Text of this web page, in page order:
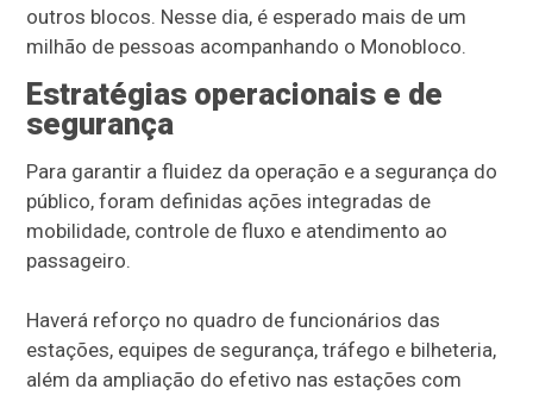
outros blocos. Nesse dia, é esperado mais de um
milhão de pessoas acompanhando o Monobloco.
Estratégias operacionais e de
segurança
Para garantir a fluidez da operação e a segurança do
público, foram definidas ações integradas de
mobilidade, controle de fluxo e atendimento ao
passageiro.
Haverá reforço no quadro de funcionários das
estações, equipes de segurança, tráfego e bilheteria,
além da ampliação do efetivo nas estações com